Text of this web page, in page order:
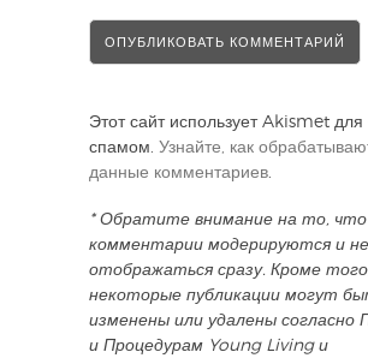
Этот сайт использует Akismet
спамом. Узнайте, как
данные комментариев.
* Обратите внимание на то, что
комментарии модерируются и
отображаться сразу. Кроме
некоторые публикации могут
изменены или удалены согласно
и Процедурам Young Living и